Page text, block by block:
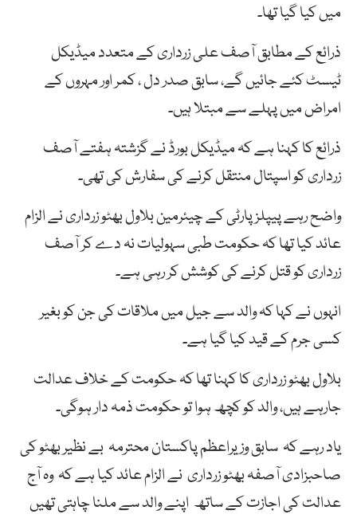
میں کیا گیا تھا۔
ذرائع کے مطابق آصف علی زرداری کے متعدد میڈیکل
ٹیسٹ کئے جائیں گے، سابق صدر دل ، کمر اور مہروں کے
امراض میں پہلے سے مبتلا ہیں۔
ذرائع کا کہنا ہے کہ ميڈيکل بورڈ نے گزشتہ ہفتے آصف
زرداری کو اسپتال منتقل کرنے کی سفارش کی تھی۔
واضح رہے پیپلز پارٹی کے چیئرمین بلاول بھٹو زرداری نے الزام
عائد کیا تھا کہ حکومت طبی سہولیات نہ دے کر آصف
زرداری کو قتل کرنے کی کوشش کر رہی ہے۔
انہوں نے کہا کہ والد سے جیل میں ملاقات کی جن کو بغیر
کسی جرم کے قید کیا گیا ہے۔
بلاول بھٹو زرداری کا کہنا تھا کہ حکومت کے خلاف عدالت
جارہے ہیں، والد کو کچھ ہوا تو حکومت ذمہ دار ہوگی۔
یاد رہے کہ سابق وزیراعظم پاکستان محترمہ بے نظیر بھٹو کی
صاحبزادی آصفہ بھٹو زرداری نے الزام عائد کیا ہے کہ وہ آج
عدالت کی اجازت کے ساتھ اپنے والد سے ملنا چاہتی تھیں